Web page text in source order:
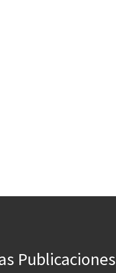
Publicaciones